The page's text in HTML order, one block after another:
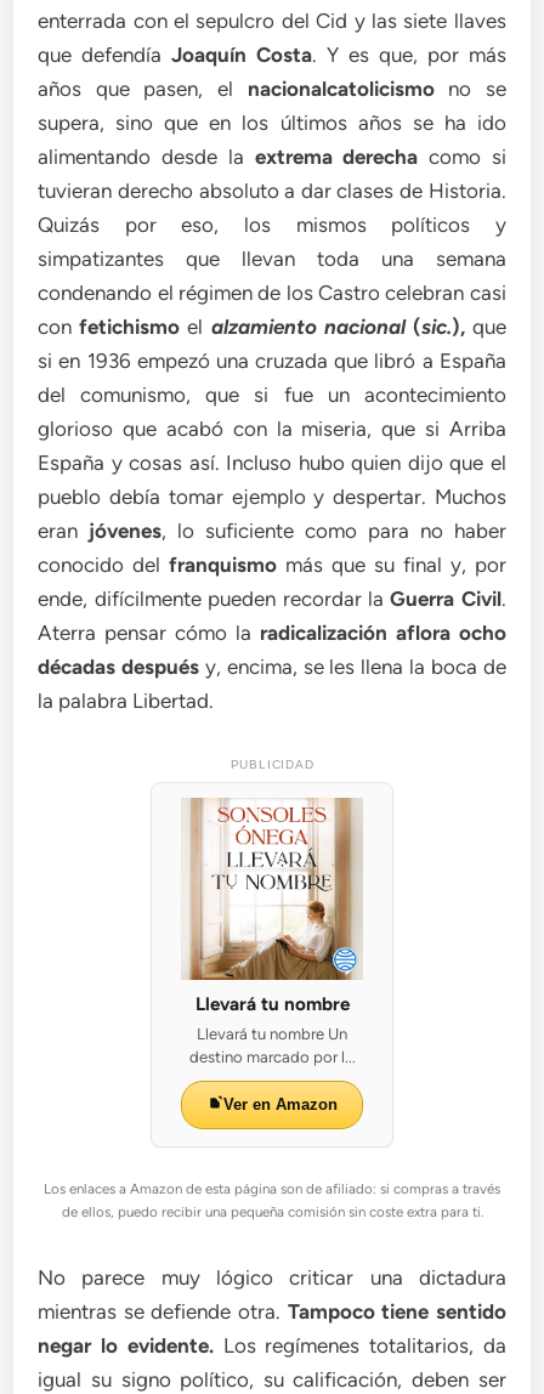
enterrada con el sepulcro del Cid y las siete llaves
que defendíaJoaquín Costa. Y es que, por más
años que pasen, el nacionalcatolicismono se
supera, sino que en los últimos años se ha ido
alimentando desde la extrema derecha como si
tuvieran derecho absoluto a dar clases de Historia.
Quizás por eso, los mismos políticos y
simpatizantes que llevan toda una semana
condenando el régimen de los Castro celebran casi
confetichismo el alzamiento nacional (sic.),que
si en 1936 empezó una cruzada que libró a España
del comunismo, que si fue un acontecimiento
glorioso que acabó con la miseria, que si Arriba
España y cosas así. Incluso hubo quien dijo que el
pueblo debía tomar ejemplo y despertar. Muchos
eran jóvenes, lo suficiente como para no haber
conocido delfranquismo más que su final y, por
ende, difícilmente pueden recordar laGuerra Civil.
Aterra pensar cómo la radicalización aflora ocho
décadas después y, encima, se les llena la boca de
la palabra Libertad.
PUBLICIDAD
Llevará tu nombre
Llevará tu nombre Un
destino marcado por l...
Ver en Amazon
Los enlaces a Amazon de esta página son de afiliado: si compras a través
de ellos, puedo recibir una pequeña comisión sin coste extra para ti.
No parece muy lógico criticar una dictadura
mientras se defiende otra. Tampoco tiene sentido
negar lo evidente.Los regímenes totalitarios, da
igual su signo político, su calificación, deben ser